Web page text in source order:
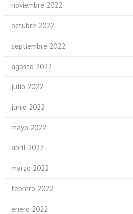
noviembre 2022
octubre 2022
septiembre 2022
agosto 2022
julio 2022
junio 2022
mayo 2022
abril 2022
marzo 2022
febrero 2022
enero 2022